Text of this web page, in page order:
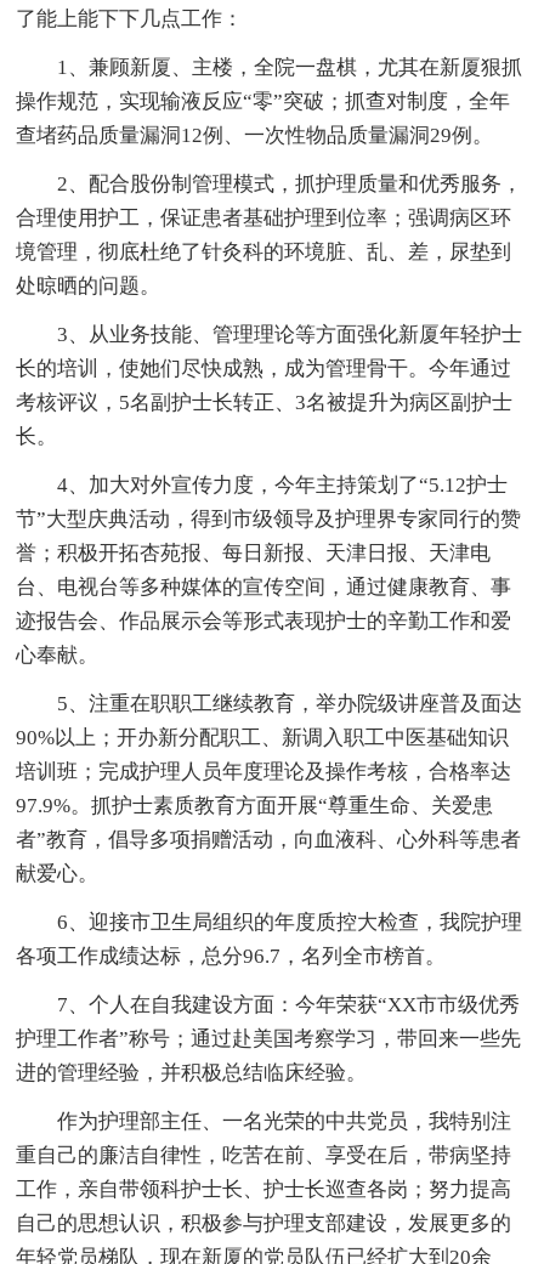
了能上能下下几点工作：
1、兼顾新厦、主楼，全院一盘棋，尤其在新厦狠抓
操作规范，实现输液反应“零”突破；抓查对制度，全年
查堵药品质量漏洞12例、一次性物品质量漏洞29例。
2、配合股份制管理模式，抓护理质量和优秀服务，
合理使用护工，保证患者基础护理到位率；强调病区环
境管理，彻底杜绝了针灸科的环境脏、乱、差，尿垫到
处晾晒的问题。
3、从业务技能、管理理论等方面强化新厦年轻护士
长的培训，使她们尽快成熟，成为管理骨干。今年通过
考核评议，5名副护士长转正、3名被提升为病区副护士
长。
4、加大对外宣传力度，今年主持策划了“5.12护士
节”大型庆典活动，得到市级领导及护理界专家同行的赞
誉；积极开拓杏苑报、每日新报、天津日报、天津电
台、电视台等多种媒体的宣传空间，通过健康教育、事
迹报告会、作品展示会等形式表现护士的辛勤工作和爱
心奉献。
5、注重在职职工继续教育，举办院级讲座普及面达
90%以上；开办新分配职工、新调入职工中医基础知识
培训班；完成护理人员年度理论及操作考核，合格率达
97.9%。抓护士素质教育方面开展“尊重生命、关爱患
者”教育，倡导多项捐赠活动，向血液科、心外科等患者
献爱心。
6、迎接市卫生局组织的年度质控大检查，我院护理
各项工作成绩达标，总分96.7，名列全市榜首。
7、个人在自我建设方面：今年荣获“XX市市级优秀
护理工作者”称号；通过赴美国考察学习，带回来一些先
进的管理经验，并积极总结临床经验。
作为护理部主任、一名光荣的中共党员，我特别注
重自己的廉洁自律性，吃苦在前、享受在后，带病坚持
工作，亲自带领科护士长、护士长巡查各岗；努力提高
自己的思想认识，积极参与护理支部建设，发展更多的
年轻党员梯队，现在新厦的党员队伍已经扩大到20余